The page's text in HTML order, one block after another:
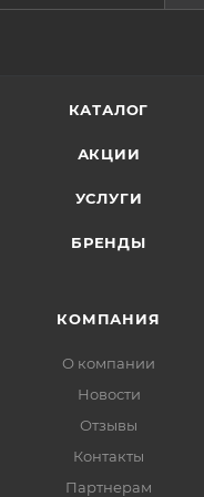
КАТАЛОГ
АКЦИИ
УСЛУГИ
БРЕНДЫ
КОМПАНИЯ
О компании
Новости
Отзывы
Контакты
Партнерам